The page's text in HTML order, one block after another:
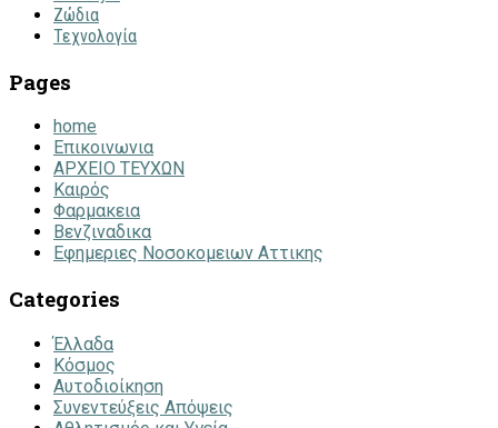
Ζώδια
Τεχνολογία
Pages
home
Επικοινωνια
ΑΡΧΕΙΟ ΤΕΥΧΩΝ
Καιρός
Φαρμακεια
Βενζιναδικα
Εφημεριες Νοσοκομειων Αττικης
Categories
Έλλαδα
Κόσμος
Αυτοδιοίκηση
Συνεντεύξεις Απόψεις